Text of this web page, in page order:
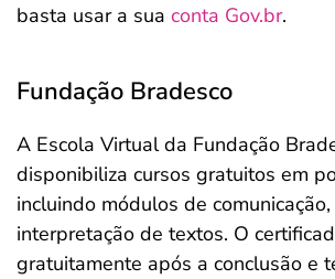
basta usar a sua conta Gov.br.
Fundação Bradesco
A Escola Virtual da Fundação
disponibiliza cursos gratuitos em
incluindo módulos de
interpretação de textos. O
gratuitamente após a conclusão e